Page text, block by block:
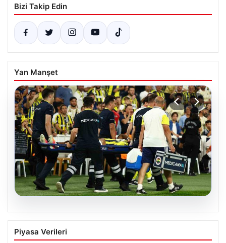
Bizi Takip Edin
Yan Manşet
Fenerbahçe’de Sturm Graz maçında
Oosterwolde’den kahreden haber!
Piyasa Verileri